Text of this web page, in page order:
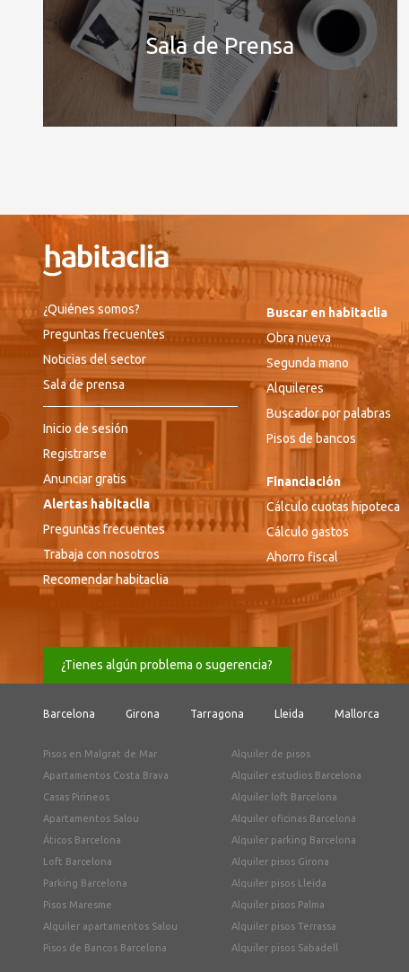
Sala de Prensa
¿Quiénes somos?
Preguntas frecuentes
Noticias del sector
Sala de prensa
Inicio de sesión
Registrarse
Anunciar gratis
Alertas habitaclia
Preguntas frecuentes
Trabaja con nosotros
Recomendar habitaclia
Buscar en habitaclia
Obra nueva
Segunda mano
Alquileres
Buscador por palabras
Pisos de bancos
Financiación
Cálculo cuotas hipoteca
Cálculo gastos
Ahorro fiscal
¿Tienes algún problema o sugerencia?
Barcelona Girona Tarragona Lleida Mallorca
Pisos en Malgrat de Mar
Apartamentos Costa Brava
Casas Pirineos
Apartamentos Salou
Áticos Barcelona
Loft Barcelona
Parking Barcelona
Pisos Maresme
Alquiler apartamentos Salou
Pisos de Bancos Barcelona
Alquiler de pisos
Alquiler estudios Barcelona
Alquiler loft Barcelona
Alquiler oficinas Barcelona
Alquiler parking Barcelona
Alquiler pisos Girona
Alquiler pisos Lleida
Alquiler pisos Palma
Alquiler pisos Terrassa
Alquiler pisos Sabadell